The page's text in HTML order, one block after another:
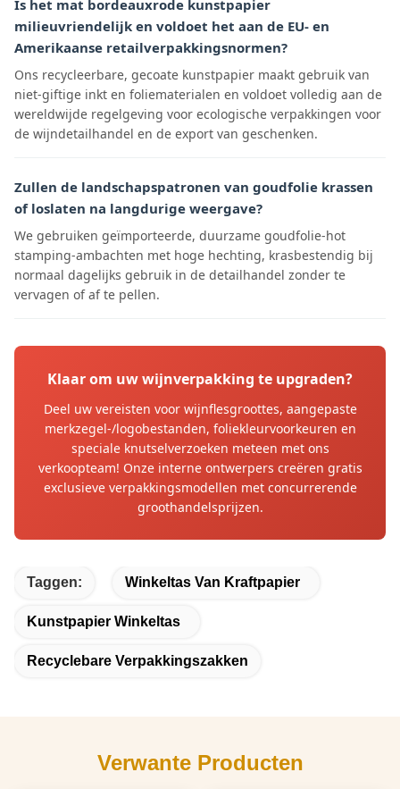
Is het mat bordeauxrode kunstpapier
milieuvriendelijk en voldoet het aan de EU- en
Amerikaanse retailverpakkingsnormen?
Ons recycleerbare, gecoate kunstpapier maakt gebruik van
niet-giftige inkt en foliematerialen en voldoet volledig aan de
wereldwijde regelgeving voor ecologische verpakkingen voor
de wijndetailhandel en de export van geschenken.
Zullen de landschapspatronen van goudfolie krassen
of loslaten na langdurige weergave?
We gebruiken geïmporteerde, duurzame goudfolie-hot
stamping-ambachten met hoge hechting, krasbestendig bij
normaal dagelijks gebruik in de detailhandel zonder te
vervagen of af te pellen.
Klaar om uw wijnverpakking te upgraden?
Deel uw vereisten voor wijnflesgroottes, aangepaste
merkzegel-/logobestanden, foliekleurvoorkeuren en
speciale knutselverzoeken meteen met ons
verkoopteam! Onze interne ontwerpers creëren gratis
exclusieve verpakkingsmodellen met concurrerende
groothandelsprijzen.
Taggen: Winkeltas Van Kraftpapier
Kunstpapier Winkeltas
Recyclebare Verpakkingszakken
Verwante Producten